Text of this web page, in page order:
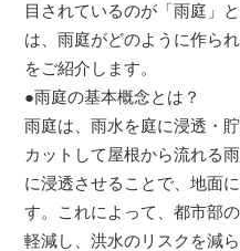
目されているのが「雨庭」
は、雨庭がどのように作ら
をご紹介します。
●雨庭の基本概念とは？
雨庭は、雨水を庭に浸透・
カットして屋根から流れる
に浸透させることで、地面
す。これによって、都市部
軽減し、洪水のリスクを減